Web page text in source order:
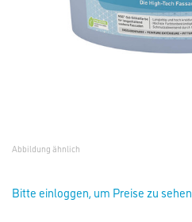
Abbildung ähnlich
Bitte einloggen, um Preise zu sehen